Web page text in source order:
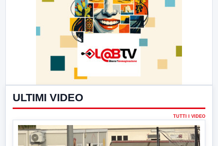
ULTIMI VIDEO
TUTTI I VIDEO